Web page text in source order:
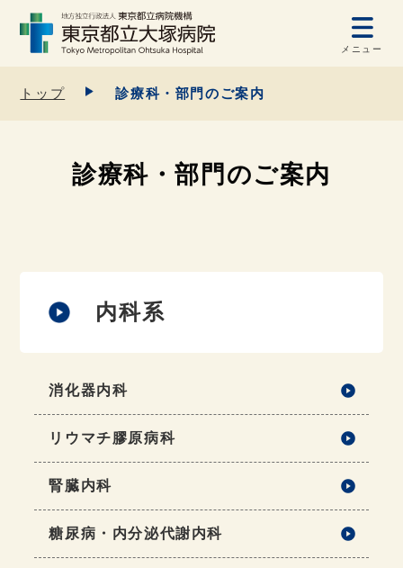
メニュー
トップ 診療科・部門のご案内
診療科・部門のご案内
内科系
消化器内科
リウマチ膠原病科
腎臓内科
糖尿病・内分泌代謝内科